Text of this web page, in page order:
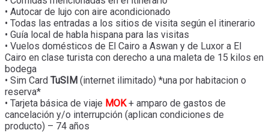
• Autocar de lujo con aire acondicionado
• Todas las entradas a los sitios de visita según el itinerario
• Guía local de habla hispana para las visitas
• Vuelos domésticos de El Cairo a Aswan y de Luxor a El
Cairo en clase turista con derecho a una maleta de 15 kilos en
bodega
• Sim Card TuSIM (internet ilimitado) *una por habitacion o
reserva*
• Tarjeta básica de viaje MOK+ amparo de gastos de
cancelación y/o interrupción (aplican condiciones de
producto) – 74 años